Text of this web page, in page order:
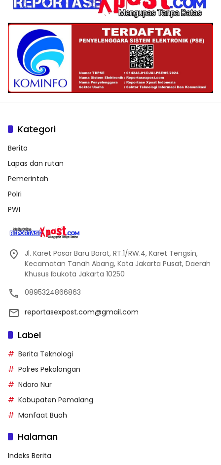
Kategori
Berita
Lapas dan rutan
Pemerintah
Polri
PWI
Jl. Karet Pasar Baru Barat, RT.1/RW.4, Karet Tengsin,
Kecamatan Tanah Abang, Kota Jakarta Pusat, Daerah
Khusus Ibukota Jakarta 10250
0895324866863
reportasexpost.com@gmail.com
Label
Berita Teknologi
Polres Pekalongan
Ndoro Nur
Kabupaten Pemalang
Manfaat Buah
Halaman
Indeks Berita